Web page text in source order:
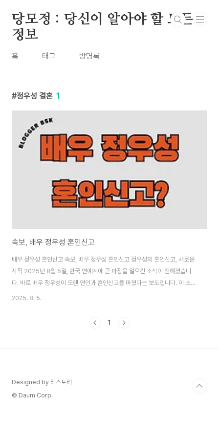
당모정 : 당신이 알아야 할 모든
정보
홈 태그 방명록
정우성 결혼 1
속보, 배우 정우성 혼인신고
배우 정우성 혼인신고 속보, 배우 정우성 혼인신고 정우성의 혼인신고, 새로운
시작 2025년 8월 5일, 한국 연예계에 큰 파장을 일으킨 소식이 전해졌습니
다. 바로 배우 정우성이 오랜 연인과 혼인신고를 마쳤다는 보도입니다. 이 소식
은 정우성의 팬들뿐만 아니라 대중들에게도 큰 충격과 관심을 불러일으켰습니
활 또한 항상 주목받아 왔습니다. 이번 혼인신고는 특히 지난 2024년 문가비
2025. 8. 5.
1
Designed by 티스토리
© Daum Corp.